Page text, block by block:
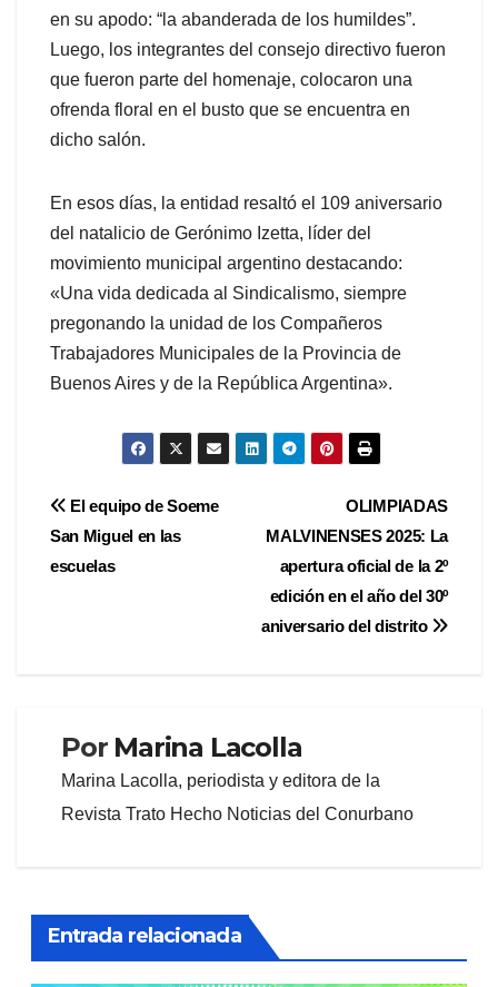
en su apodo: “la abanderada de los humildes”.
Luego, los integrantes del consejo directivo fueron
que fueron parte del homenaje, colocaron una
ofrenda floral en el busto que se encuentra en
dicho salón.
En esos días, la entidad resaltó el 109 aniversario
del natalicio de Gerónimo Izetta, líder del
movimiento municipal argentino destacando:
«Una vida dedicada al Sindicalismo, siempre
pregonando la unidad de los Compañeros
Trabajadores Municipales de la Provincia de
Buenos Aires y de la República Argentina».
Navegación
de
OLIMPIADAS
MALVINENSES 2025: La
apertura oficial de la 2º
edición en el año del 30º
aniversario del distrito
El equipo de Soeme
San Miguel en las
escuelas
Por Marina Lacolla
Marina Lacolla, periodista y editora de la
Revista Trato Hecho Noticias del Conurbano
Entrada relacionada